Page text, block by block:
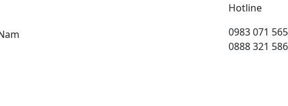
Hotline
0983 071 565
0888 321 586